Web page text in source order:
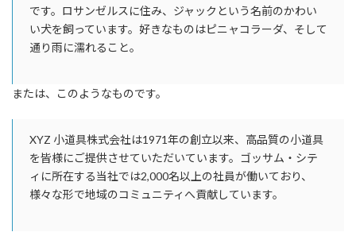
です。ロサンゼルスに住み、ジャックという名前のかわい
い犬を飼っています。好きなものはピニャコラーダ、そして
通り雨に濡れること。
または、このようなものです。
XYZ 小道具株式会社は1971年の創立以来、高品質の小道具
を皆様にご提供させていただいています。ゴッサム・シテ
ィに所在する当社では2,000名以上の社員が働いており、
様々な形で地域のコミュニティへ貢献しています。